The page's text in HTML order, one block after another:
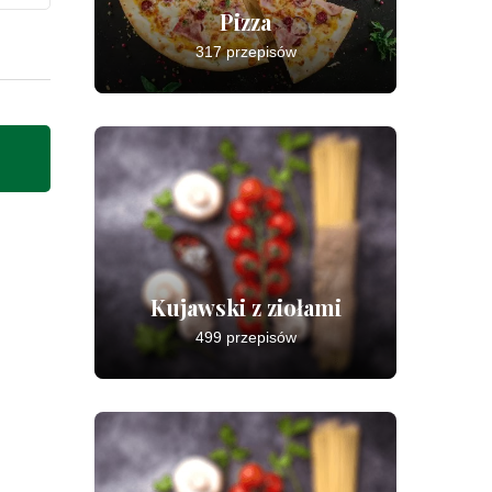
Pizza
317 przepisów
Kujawski z ziołami
499 przepisów